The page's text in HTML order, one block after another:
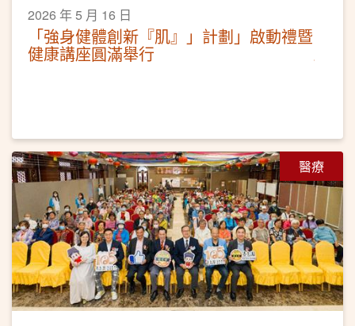
2026 年 5 月 16 日
「強身健體創新『肌』」計劃」啟動禮暨
健康講座圓滿舉行
醫療